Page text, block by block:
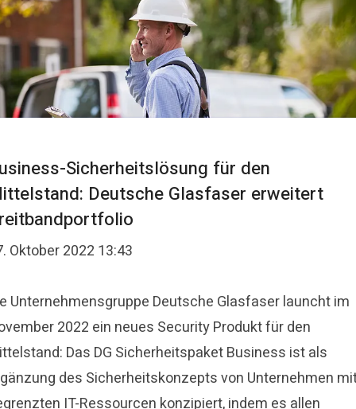
Sicherheitslösung für den
Deutsche Glasfaser erweitert
Oktober 2022 13:43
Unternehmensgruppe Deutsche Glasfaser launcht im
2022 ein neues Security Produkt für den
Das DG Sicherheitspaket Business ist als
des Sicherheitskonzepts von Unternehmen
IT-Ressourcen konzipiert, indem es allen